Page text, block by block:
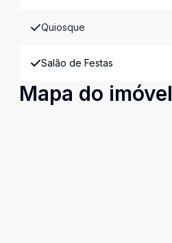
Quiosque
Salão de Festas
Mapa do imóvel